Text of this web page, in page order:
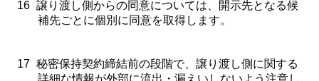
16 譲り渡し側からの同意については、開示先となる候
補先ごとに個別に同意を取得します。
17 秘密保持契約締結前の段階で、譲り渡し側に関する
詳細な情報が外部に流出・漏えいしないよう注意し